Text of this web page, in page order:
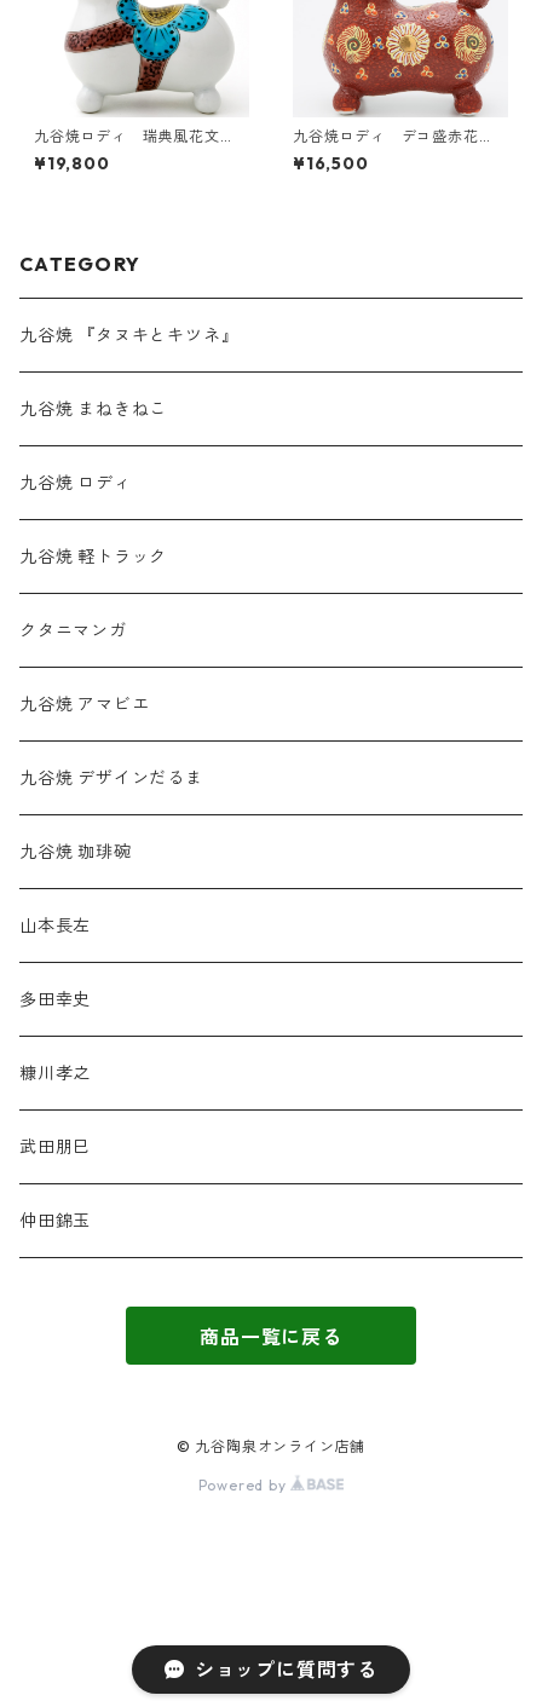
ショップに質問する
九谷焼ロディ 瑞典風花文
（白）
¥19,800
九谷焼ロディ デコ盛赤花
文
¥16,500
CATEGORY
九谷焼 『タヌキとキツネ』
九谷焼 まねきねこ
九谷焼 ロディ
九谷焼 軽トラック
クタニマンガ
九谷焼 アマビエ
九谷焼 デザインだるま
九谷焼 珈琲碗
山本長左
多田幸史
糠川孝之
武田朋巳
仲田錦玉
商品一覧に戻る
© 九谷陶泉オンライン店舗
Powered by